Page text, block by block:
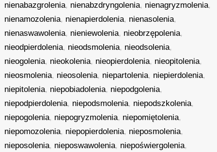
nienabazgrolenia, nienabzdryngolenia, nienagryzmolenia,
nienamozolenia, nienapierdolenia, nienasolenia,
nienaswawolenia, nieniewolenia, nieobrzępolenia,
nieodpierdolenia, nieodsmolenia, nieodsolenia,
nieogolenia, nieokolenia, nieopierdolenia, nieopitolenia,
nieosmolenia, nieosolenia, niepartolenia, niepierdolenia,
niepitolenia, niepobiadolenia, niepodgolenia,
niepodpierdolenia, niepodsmolenia, niepodszkolenia,
niepogolenia, niepogryzmolenia, niepomiętolenia,
niepomozolenia, niepopierdolenia, nieposmolenia,
nieposolenia, nieposwawolenia, niepoświergolenia,